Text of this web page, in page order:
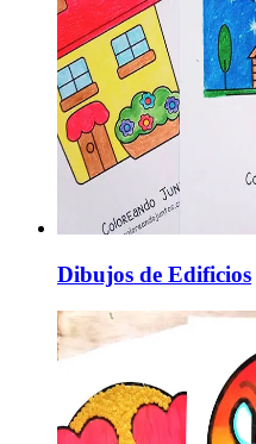
Dibujos de Edificios